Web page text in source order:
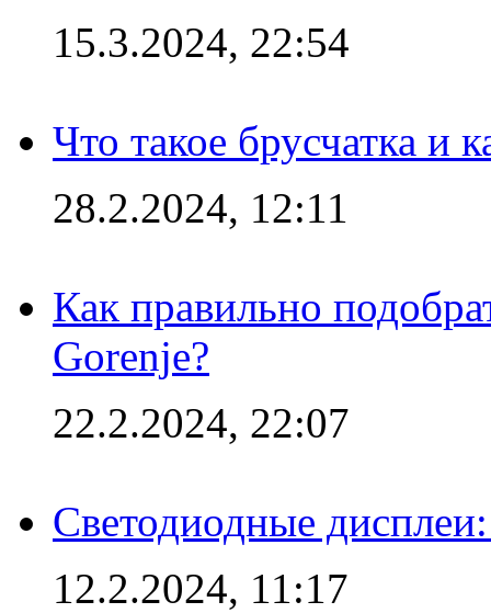
15.3.2024, 22:54
Что такое брусчатка и
28.2.2024, 12:11
Как правильно
Gorenje?
22.2.2024, 22:07
Светодиодные
12.2.2024, 11:17